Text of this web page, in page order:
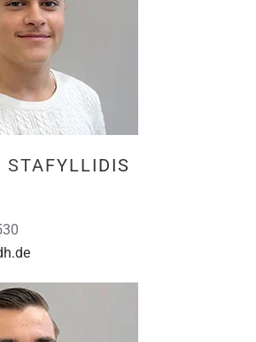
STAFYLLIDIS